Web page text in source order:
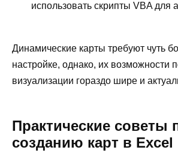
использовать скрипты VBA для
Динамические карты требуют чуть
настройке, однако, их возможности
визуализации гораздо шире и
Практические советы
созданию карт в Excel